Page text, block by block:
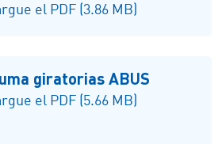
el PDF (3.86 MB)
giratorias ABUS
el PDF (5.66 MB)